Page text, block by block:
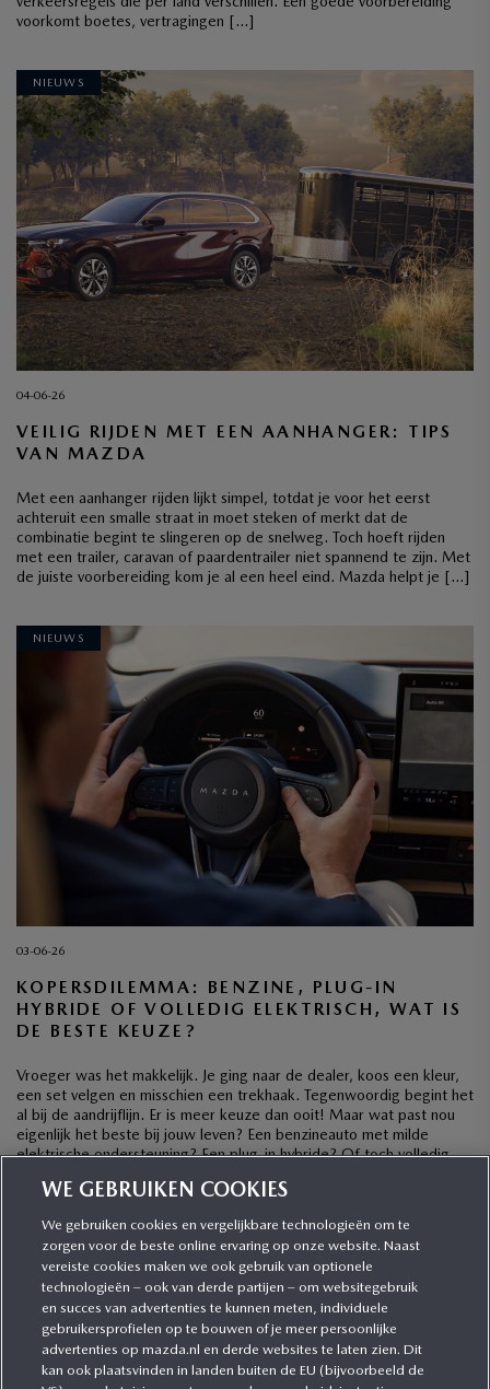
voorkomt boetes, vertragingen […]
NIEUWS
04-06-26
VEILIG RIJDEN MET EEN AANHANGER: TIPS
VAN MAZDA
Met een aanhanger rijden lijkt simpel, totdat je voor het eerst
achteruit een smalle straat in moet steken of merkt dat de
combinatie begint te slingeren op de snelweg. Toch hoeft rijden
met een trailer, caravan of paardentrailer niet spannend te zijn. Met
de juiste voorbereiding kom je al een heel eind. Mazda helpt je […]
NIEUWS
03-06-26
KOPERSDILEMMA: BENZINE, PLUG-IN
HYBRIDE OF VOLLEDIG ELEKTRISCH, WAT IS
DE BESTE KEUZE?
Vroeger was het makkelijk. Je ging naar de dealer, koos een kleur,
een set velgen en misschien een trekhaak. Tegenwoordig begint het
al bij de aandrijflijn. Er is meer keuze dan ooit! Maar wat past nou
eigenlijk het beste bij jouw leven? Een benzineauto met milde
elektrische ondersteuning? Een plug-in hybride? Of toch volledig
CATEGORIEËN
MEER INFORMATIE
WE GEBRUIKEN COOKIES
We gebruiken cookies en vergelijkbare technologieën om te
zorgen voor de beste online ervaring op onze website. Naast
vereiste cookies maken we ook gebruik van optionele
technologieën – ook van derde partijen – om websitegebruik
en succes van advertenties te kunnen meten, individuele
gebruikersprofielen op te bouwen of je meer persoonlijke
advertenties op mazda.nl en derde websites te laten zien. Dit
kan ook plaatsvinden in landen buiten de EU (bijvoorbeeld de